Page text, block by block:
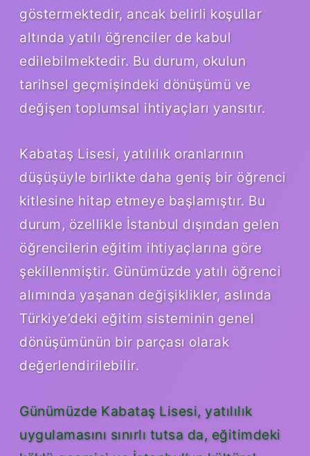
göstermektedir, ancak belirli koşullar
altında yatılı öğrenciler de kabul
edilebilmektedir. Bu durum, okulun
tarihsel geçmişindeki dönüşümü ve
değişen toplumsal ihtiyaçları yansıtır.
Kabataş Lisesi, yatılılık oranlarının
düşüşüyle birlikte daha geniş bir öğrenci
kitlesine hitap etmeye başlamıştır. Bu
durum, özellikle İstanbul dışından gelen
öğrencilerin eğitim ihtiyaçlarına göre
şekillenmiştir. Günümüzde yatılı öğrenci
alımında yaşanan değişiklikler, aslında
Türkiye’deki eğitim sisteminin genel
dönüşümünün bir parçası olarak
değerlendirilebilir.
Günümüzde Kabataş Lisesi, yatılılık
uygulamasını sınırlı tutsa da, eğitimdeki